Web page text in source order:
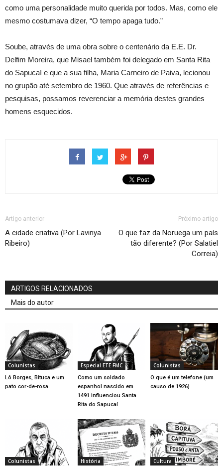
como uma personalidade muito querida por todos. Mas, como ele
mesmo costumava dizer, “O tempo apaga tudo.”
Soube, através de uma obra sobre o centenário da E.E. Dr.
Delfim Moreira, que Misael também foi delegado em Santa Rita
do Sapucaí e que a sua filha, Maria Carneiro de Paiva, lecionou
no grupão até setembro de 1960. Que através de referências e
pesquisas, possamos reverenciar a memória destes grandes
homens esquecidos.
Artigo anterior
A cidade criativa (Por Lavinya
Ribeiro)
Próximo artigo
O que faz da Noruega um país
tão diferente? (Por Salatiel
Correia)
ARTIGOS RELACIONADOS
Mais do autor
Colunistas
Lô Borges, Bituca e um
pato cor-de-rosa
Especial ETE FMC
Como um soldado
espanhol nascido em
1491 influenciou Santa
Rita do Sapucaí
Colunistas
O que é um telefone (um
causo de 1926)
Colunistas História Cultura